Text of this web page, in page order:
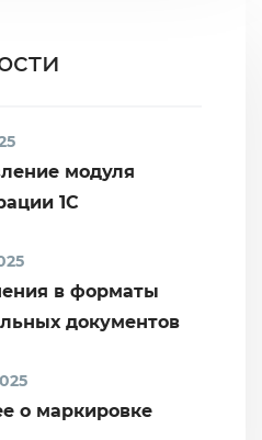
модуля
1С
в форматы
документов
о маркировке